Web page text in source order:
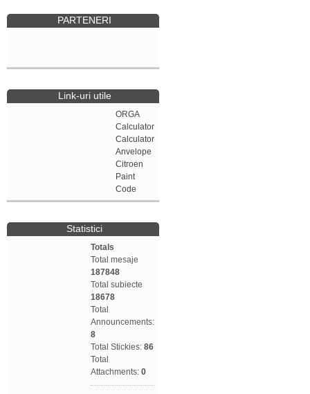
PARTENERI
Link-uri utile
ORGA
Calculator
Calculator
Anvelope
Citroen
Paint
Code
Statistici
Totals
Total mesaje
187848
Total subiecte
18678
Total
Announcements:
8
Total Stickies: 86
Total
Attachments: 0